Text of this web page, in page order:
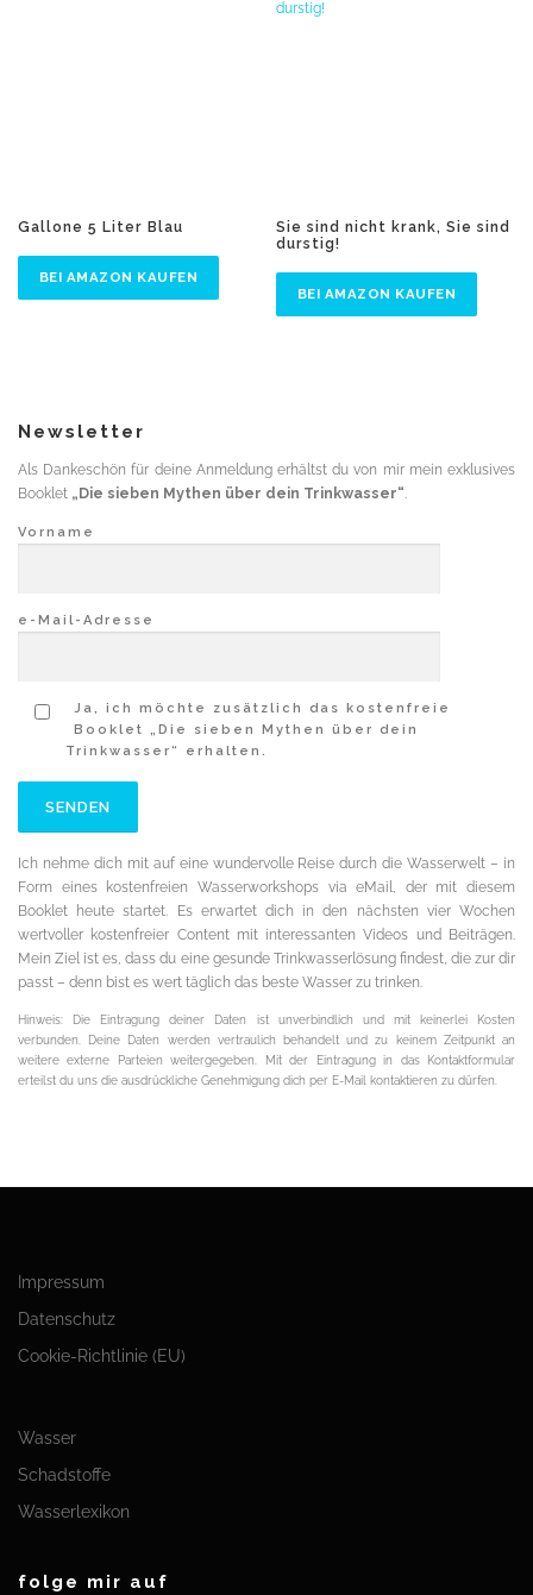
Gallone 5 Liter Blau
BEI AMAZON KAUFEN
Sie sind nicht krank, Sie sind
durstig!
BEI AMAZON KAUFEN
Newsletter
Als Dankeschön für deine Anmeldung erhältst du von mir mein exklusives
Booklet „Die sieben Mythen über dein Trinkwasser“.
Vorname
e-Mail-Adresse
Ja, ich möchte zusätzlich das kostenfreie
Booklet „Die sieben Mythen über dein
Trinkwasser“ erhalten.
Ich nehme dich mit auf eine wundervolle Reise durch die Wasserwelt – in
Form eines kostenfreien Wasserworkshops via eMail, der mit diesem
Booklet heute startet. Es erwartet dich in den nächsten vier Wochen
wertvoller kostenfreier Content mit interessanten Videos und Beiträgen.
Mein Ziel ist es, dass du eine gesunde Trinkwasserlösung findest, die zur dir
passt – denn bist es wert täglich das beste Wasser zu trinken.
Hinweis: Die Eintragung deiner Daten ist unverbindlich und mit keinerlei Kosten
verbunden. Deine Daten werden vertraulich behandelt und zu keinem Zeitpunkt an
weitere externe Parteien weitergegeben. Mit der Eintragung in das Kontaktformular
erteilst du uns die ausdrückliche Genehmigung dich per E-Mail kontaktieren zu dürfen.
Impressum
Datenschutz
Cookie-Richtlinie (EU)
Wasser
Schadstoffe
Wasserlexikon
folge mir auf